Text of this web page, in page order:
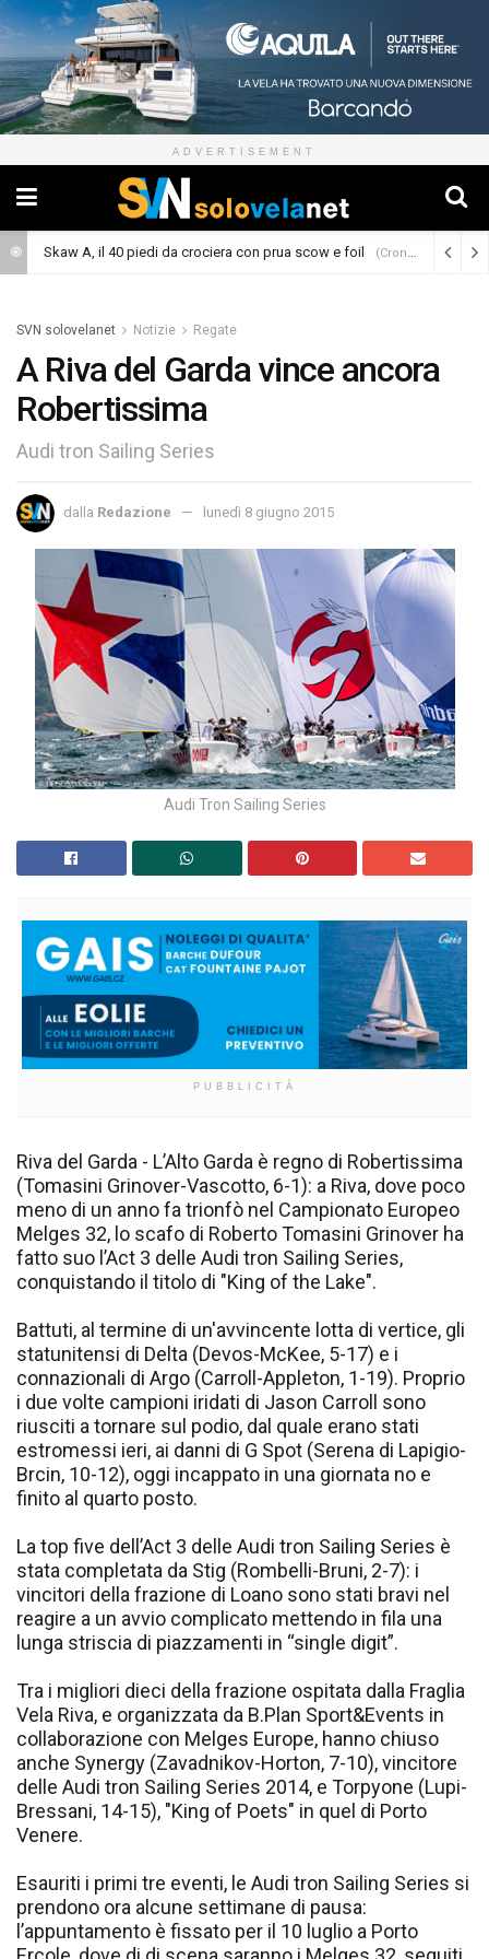
ADVERTISEMENT
Skaw A, il 40 piedi da crociera con prua scow e foil (Cronaca)
SVN solovelanet Notizie Regate
A Riva del Garda vince ancora
Robertissima
Audi tron Sailing Series
dalla Redazione lunedì 8 giugno 2015
Audi Tron Sailing Series
PUBBLICITÀ
Riva del Garda - L’Alto Garda è regno di Robertissima
(Tomasini Grinover-Vascotto, 6-1): a Riva, dove poco
meno di un anno fa trionfò nel Campionato Europeo
Melges 32, lo scafo di Roberto Tomasini Grinover ha
fatto suo l’Act 3 delle Audi tron Sailing Series,
conquistando il titolo di "King of the Lake".
Battuti, al termine di un'avvincente lotta di vertice, gli
statunitensi di Delta (Devos-McKee, 5-17) e i
connazionali di Argo (Carroll-Appleton, 1-19). Proprio
i due volte campioni iridati di Jason Carroll sono
riusciti a tornare sul podio, dal quale erano stati
estromessi ieri, ai danni di G Spot (Serena di Lapigio-
Brcin, 10-12), oggi incappato in una giornata no e
finito al quarto posto.
La top five dell’Act 3 delle Audi tron Sailing Series è
stata completata da Stig (Rombelli-Bruni, 2-7): i
vincitori della frazione di Loano sono stati bravi nel
reagire a un avvio complicato mettendo in fila una
lunga striscia di piazzamenti in “single digit”.
Tra i migliori dieci della frazione ospitata dalla Fraglia
Vela Riva, e organizzata da B.Plan Sport&Events in
collaborazione con Melges Europe, hanno chiuso
anche Synergy (Zavadnikov-Horton, 7-10), vincitore
delle Audi tron Sailing Series 2014, e Torpyone (Lupi-
Bressani, 14-15), "King of Poets" in quel di Porto
Venere.
Esauriti i primi tre eventi, le Audi tron Sailing Series si
prendono ora alcune settimane di pausa:
l’appuntamento è fissato per il 10 luglio a Porto